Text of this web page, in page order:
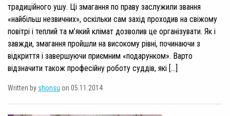
традиційного ушу. Ці змагання по праву заслужили звання
«найбільш незвичних», оскільки сам захід проходив на свіжому
повітрі і теплий та м’який клімат дозволив це організувати. Як і
завжди, змагання пройшли на високому рівні, починаючи з
відкриття і завершуючи приємним «подарунком». Варто
відзначити також професійну роботу суддів, які […]
Written by shonsu on 05.11.2014